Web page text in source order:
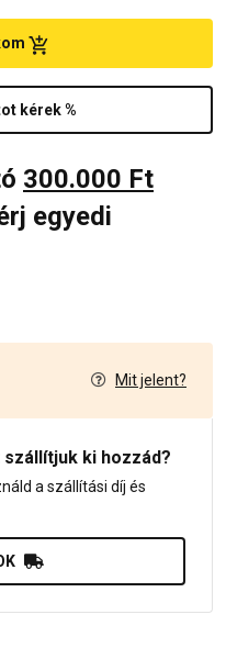
kérek %
300.000 Ft
egyedi
Mit jelent?
ki hozzád?
a szállítási díj és